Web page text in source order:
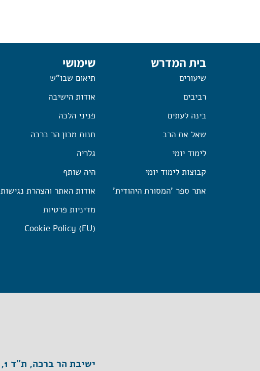
בית המדרש
שיעורים
רביבים
בינה לעתים
שאל את הרב
לימוד יומי
קבוצות לימוד יומי
אתר ספר 'המסורת היהודית'
שימושי
תיאום שבו"ש
אודות הישיבה
פניני הלכה
חנות מכון הר ברכה
גלריה
היה שותף
אודות האתר והצהרת נגישות
מדיניות פרטיות
Cookie Policy (EU)
ישיבת הר ברכה, ת"ד 1, הר ברכה מיקוד 4483500 |